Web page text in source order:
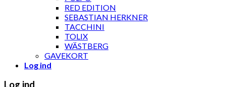
RED EDITION
SEBASTIAN HERKNER
TACCHINI
TOLIX
WÄSTBERG
GAVEKORT
Log ind
Log ind